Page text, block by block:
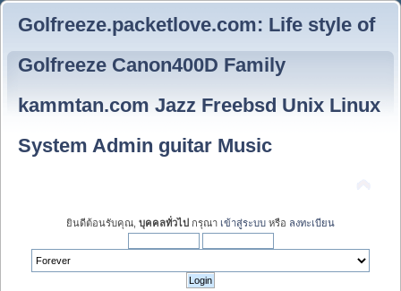
Golfreeze.packetlove.com: Life style of
Golfreeze Canon400D Family
kammtan.com Jazz Freebsd Unix Linux
System Admin guitar Music
ยินดีต้อนรับคุณ, บุคคลทั่วไป กรุณา เข้าสู่ระบบ หรือ ลงทะเบียน